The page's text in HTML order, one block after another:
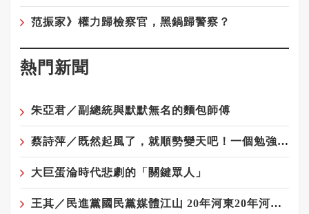
范振家》權力歸檢察官，黑鍋歸警察？
熱門新聞
朱亞君／副總統與默默無名的麵包師傅
蔡詩萍／既然起風了，就順勢變天吧！一個勉強算文化人的感觸
大巨蛋淪時代悲劇的「關鍵眾人」
王其／民進黨國民黨媒體江山 20年河東20年河西——藍軍與媒體最遠的距離